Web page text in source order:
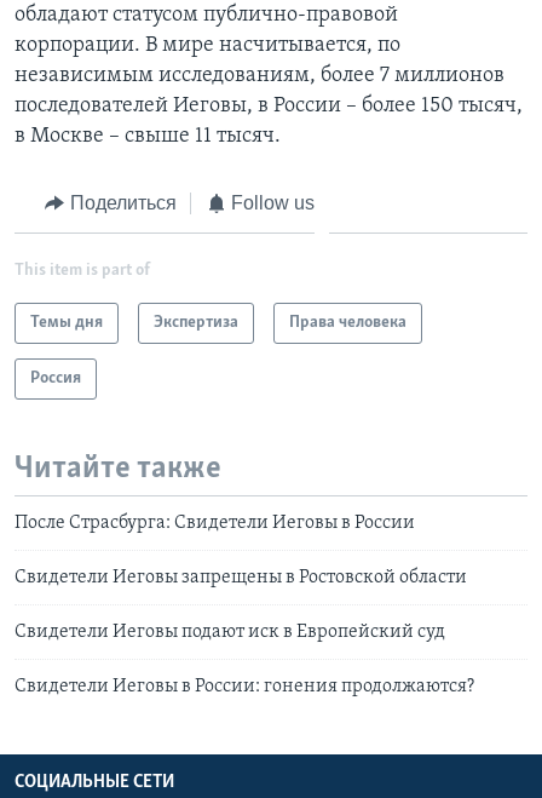
обладают статусом публично-правовой
корпорации. В мире насчитывается, по
независимым исследованиям, более 7 миллионов
последователей Иеговы, в России – более 150 тысяч,
в Москве – свыше 11 тысяч.
Поделиться Follow us
This item is part of
Темы дня Экспертиза Права человека
Россия
Читайте также
После Страсбурга: Свидетели Иеговы в России
Свидетели Иеговы запрещены в Ростовской области
Свидетели Иеговы подают иск в Европейский суд
Свидетели Иеговы в России: гонения продолжаются?
СОЦИАЛЬНЫЕ СЕТИ